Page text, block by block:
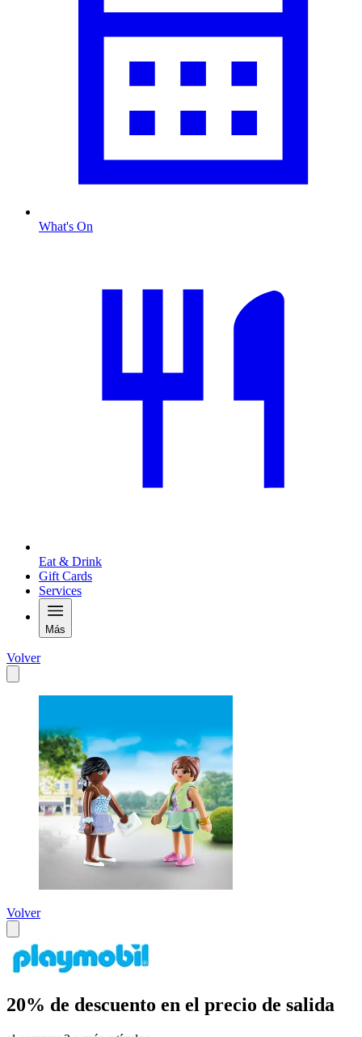
What's On
Eat & Drink
Gift Cards
Services
Más
Volver
Volver
20% de descuento en el precio de salida